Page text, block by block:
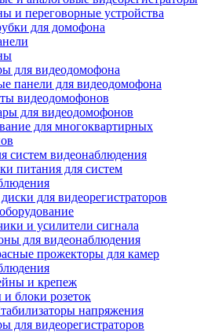
и переговорные устройства
для домофона
для видеодомофона
панели для видеодомофона
видеодомофонов
для видеодомофонов
для многоквартирных
систем видеонаблюдения
питания для систем
для видеорегистраторов
и усилители сигнала
для видеонаблюдения
прожекторы для камер
и крепеж
блоки розеток
напряжения
для видеорегистраторов